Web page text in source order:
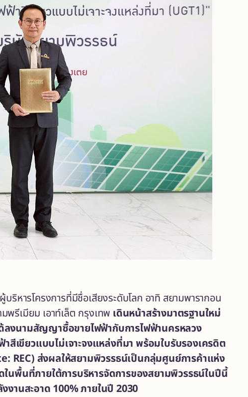
หารโครงการที่มีชื่อเสียงระดับโลก อาทิ สยามพารากอน
พรีเมียม เอาท์เล็ต กรุงเทพ เดินหน้าสร้างมาตรฐานใหม่
ลงนามสัญญาซื้อขายไฟฟ้ากับการไฟฟ้านครหลวง
เขียวแบบไม่เจาะจงแหล่งที่มา พร้อมใบรับรองเครดิต
REC) ส่งผลให้สยามพิวรรธน์เป็นกลุ่มศูนย์การค้าแห่ง
ในพื้นที่ภายใต้การบริหารจัดการของสยามพิวรรธน์ในปีนี้
งานสะอาด 100% ภายในปี 2030